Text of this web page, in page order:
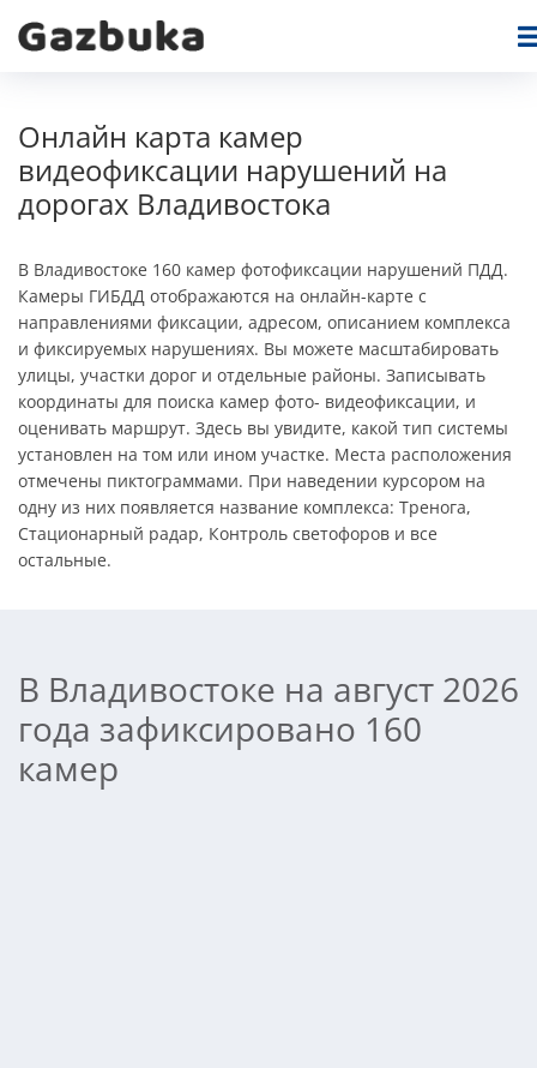
Онлайн карта камер
видеофиксации нарушений на
дорогах Владивостока
В Владивостоке 160 камер фотофиксации нарушений ПДД.
Камеры ГИБДД отображаются на онлайн-карте c
направлениями фиксации, адресом, описанием комплекса
и фиксируемых нарушениях. Вы можете масштабировать
улицы, участки дорог и отдельные районы. Записывать
координаты для поиска камер фото- видеофиксации, и
оценивать маршрут. Здесь вы увидите, какой тип системы
установлен на том или ином участке. Места расположения
отмечены пиктограммами. При наведении курсором на
одну из них появляется название комплекса: Тренога,
Стационарный радар, Контроль светофоров и все
остальные.
В Владивостоке на август 2026
года зафиксировано 160
камер